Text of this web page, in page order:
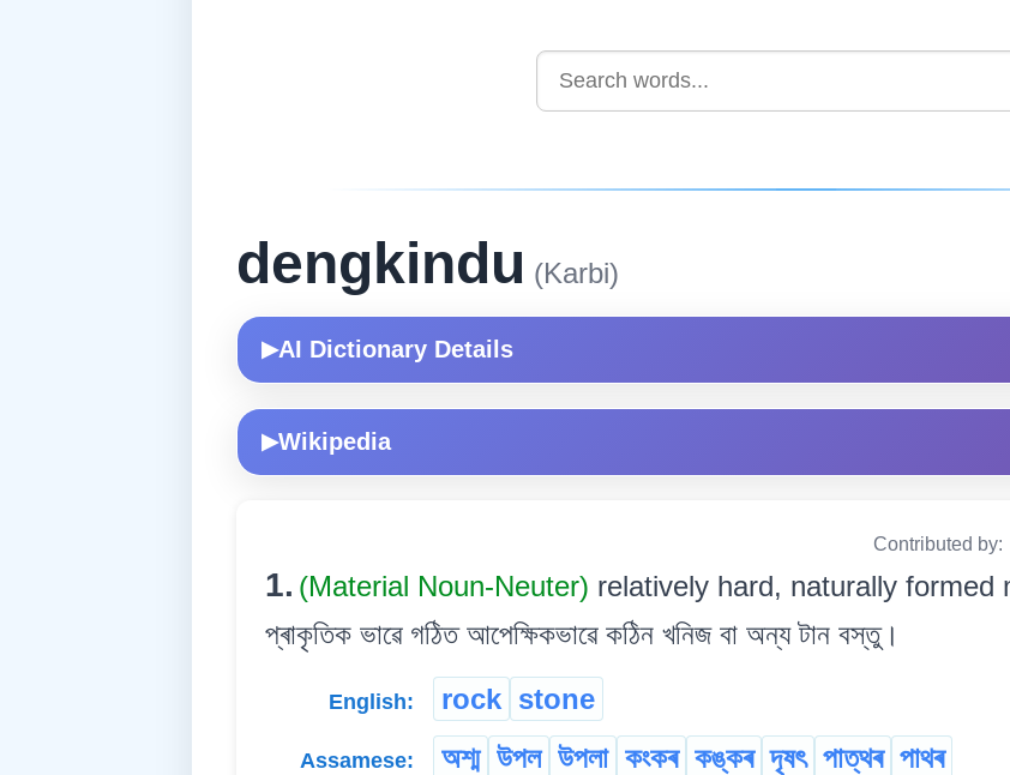
dengkindu (Karbi)
▶AI Dictionary Details
▶Wikipedia
Contributed by:
1. (Material Noun-Neuter) relatively hard, naturally formed
প্ৰাকৃতিক ভাৱে গঠিত আপেক্ষিকভাৱে কঠিন খনিজ বা অন্য টান বস্তু।
English: rock stone
Assamese: অশ্ম উপল উপলা কংকৰ কঙ্কৰ দৃষৎ পাত্থৰ পাথৰ